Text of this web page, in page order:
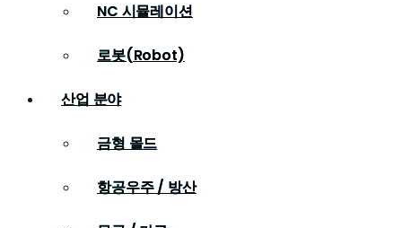
NC 시뮬레이션
로봇(Robot)
산업 분야
금형 몰드
항공우주 / 방산